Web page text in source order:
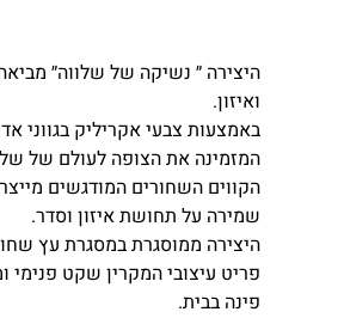
היצירה ״ נשיקה של שלווה״
ואיזון.
באמצעות צבעי אקריליק בגווני
המזמינה את הצופה לעולם של
הקווים השחורים המודגשים
שמירה על תחושת איזון וסדר.
היצירה ממוסגרת במסגרת עץ
פריט עיצובי המקרין שקט
פינה בבית.